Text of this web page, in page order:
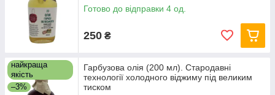
Готово до відправки 4 од.
250 ₴
найкраща
якість
–3%
Гарбузова олія (200 мл). Стародавні
технології холодного віджиму під великим
тиском